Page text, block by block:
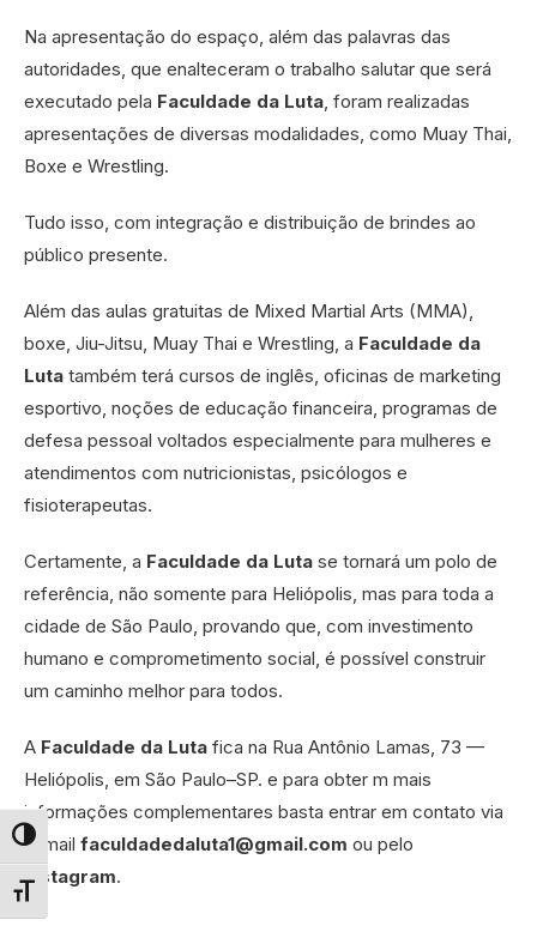
Alternar alto contraste
Alternar tamanho da fonte
Na apresentação do espaço, além das palavras das
autoridades, que enalteceram o trabalho salutar que será
executado pela Faculdade da Luta , foram realizadas
apresentações de diversas modalidades, como Muay Thai,
Boxe e Wrestling.
Tudo isso, com integração e distribuição de brindes ao
público presente.
Além das aulas gratuitas de Mixed Martial Arts (MMA),
boxe, Jiu-Jitsu, Muay Thai e Wrestling, a Faculdade da
Luta também terá cursos de inglês, oficinas de marketing
esportivo, noções de educação financeira, programas de
defesa pessoal voltados especialmente para mulheres e
atendimentos com nutricionistas, psicólogos e
fisioterapeutas.
Certamente, a Faculdade da Luta se tornará um polo de
referência, não somente para Heliópolis, mas para toda a
cidade de São Paulo, provando que, com investimento
humano e comprometimento social, é possível construir
um caminho melhor para todos.
A Faculdade da Luta fica na Rua Antônio Lamas, 73 —
Heliópolis, em São Paulo–SP. e para obter m mais
informações complementares basta entrar em contato via
e-mail faculdadedaluta1@gmail.com ou pelo
Instagram.